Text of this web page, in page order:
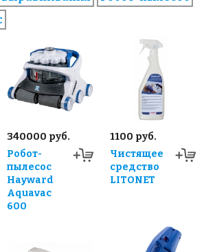
340000 руб.
Робот-
пылесос
Hayward
Aquavac
600
1100 руб.
Чистящее
средство
LITONET